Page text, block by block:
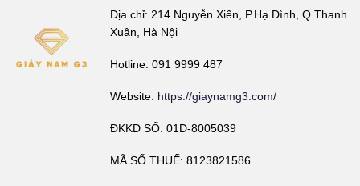
Địa chỉ: 214 Nguyễn Xiển, P.Hạ Đình, Q.Thanh
Xuân, Hà Nội
Hotline: 091 9999 487
Website: https://giaynamg3.com/
ĐKKD SỐ: 01D-8005039
MÃ SỐ THUẾ: 8123821586